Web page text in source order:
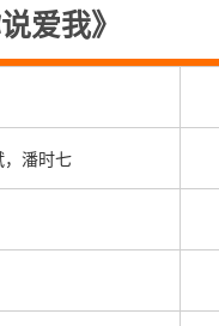
爱我》
潘时七